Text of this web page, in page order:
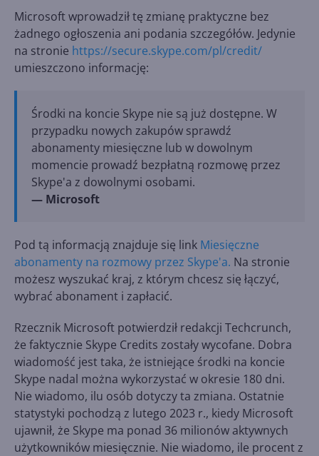
Microsoft wprowadził tę zmianę praktyczne bez
żadnego ogłoszenia ani podania szczegółów. Jedynie
na stronie https://secure.skype.com/pl/credit/
umieszczono informację:
Środki na koncie Skype nie są już dostępne. W
przypadku nowych zakupów sprawdź
abonamenty miesięczne lub w dowolnym
momencie prowadź bezpłatną rozmowę przez
Skype'a z dowolnymi osobami.
— Microsoft
Pod tą informacją znajduje się link Miesięczne
abonamenty na rozmowy przez Skype'a. Na stronie
możesz wyszukać kraj, z którym chcesz się łączyć,
wybrać abonament i zapłacić.
Rzecznik Microsoft potwierdził redakcji Techcrunch,
że faktycznie Skype Credits zostały wycofane. Dobra
wiadomość jest taka, że istniejące środki na koncie
Skype nadal można wykorzystać w okresie 180 dni.
Nie wiadomo, ilu osób dotyczy ta zmiana. Ostatnie
statystyki pochodzą z lutego 2023 r., kiedy Microsoft
ujawnił, że Skype ma ponad 36 milionów aktywnych
użytkowników miesięcznie. Nie wiadomo, ile procent z